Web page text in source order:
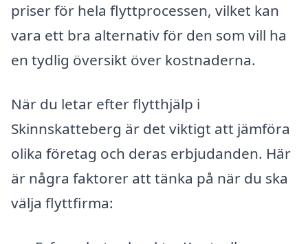
priser för hela flyttprocessen, vilket kan
vara ett bra alternativ för den som vill ha
en tydlig översikt över kostnaderna.
När du letar efter flytthjälp i
Skinnskatteberg är det viktigt att jämföra
olika företag och deras erbjudanden. Här
är några faktorer att tänka på när du ska
välja flyttfirma: